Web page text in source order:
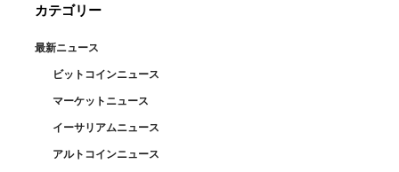
カテゴリー
最新ニュース
ビットコインニュース
マーケットニュース
イーサリアムニュース
アルトコインニュース